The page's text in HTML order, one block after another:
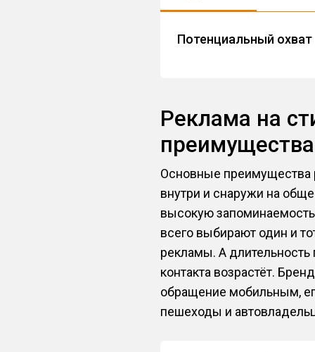
Потенциальный охват
Реклама на
преимущества
Основные преимущества
внутри и снаружи на
высокую
всего выбирают один и
рекламы. А
контакта возрастёт.
обращение мобильным,
пешеходы и